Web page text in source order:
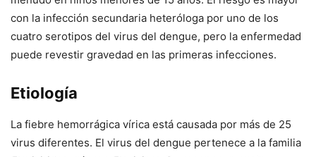
con la infección secundaria heteróloga por uno de los
cuatro serotipos del virus del dengue, pero la enfermedad
puede revestir gravedad en las primeras infecciones.
Etiología
La fiebre hemorrágica vírica está causada por más de 25
virus diferentes. El virus del dengue pertenece a la familia